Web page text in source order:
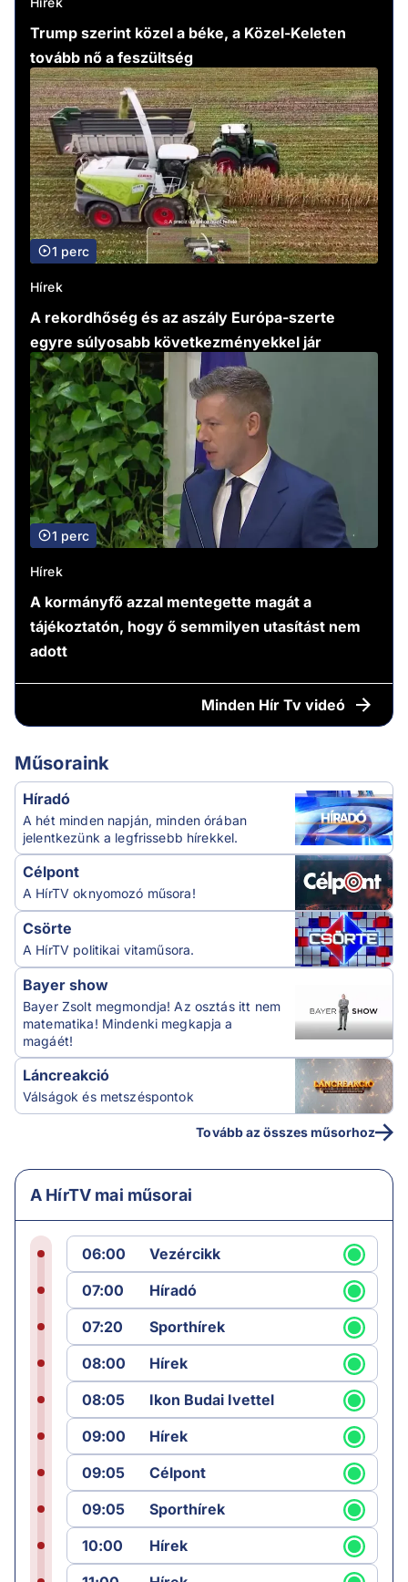
Trump szerint közel a béke, a Közel-Keleten
tovább nő a feszültség
1 perc
Hírek
A rekordhőség és az aszály Európa-szerte
egyre súlyosabb következményekkel jár
1 perc
Hírek
A kormányfő azzal mentegette magát a
tájékoztatón, hogy ő semmilyen utasítást nem
adott
Minden Hír Tv videó
Műsoraink
Híradó
A hét minden napján, minden órában
jelentkezünk a legfrissebb hírekkel.
Célpont
A HírTV oknyomozó műsora!
Csörte
A HírTV politikai vitaműsora.
Bayer show
Bayer Zsolt megmondja! Az osztás itt nem
matematika! Mindenki megkapja a
magáét!
Láncreakció
Válságok és metszéspontok
Tovább az összes műsorhoz
A HírTV mai műsorai
06:00
Vezércikk
07:00
Híradó
07:20
Sporthírek
08:00
Hírek
08:05
Ikon Budai Ivettel
09:00
Hírek
09:05
Célpont
09:05
Sporthírek
10:00
Hírek